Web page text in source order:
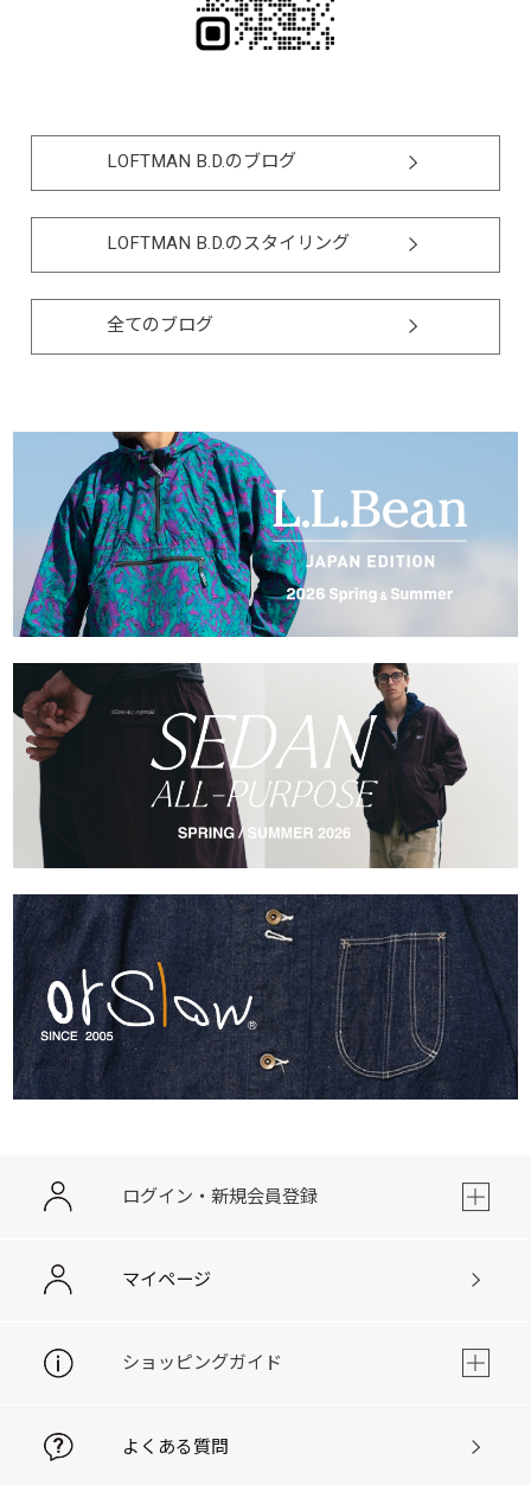
LOFTMAN B.D.のブログ
LOFTMAN B.D.のスタイリング
全てのブログ
ログイン・新規会員登録
マイページ
ショッピングガイド
よくある質問